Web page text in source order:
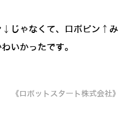
↓じゃなくて、ロボピン↑み
いかったです。
《ロボットスタート株式会社》